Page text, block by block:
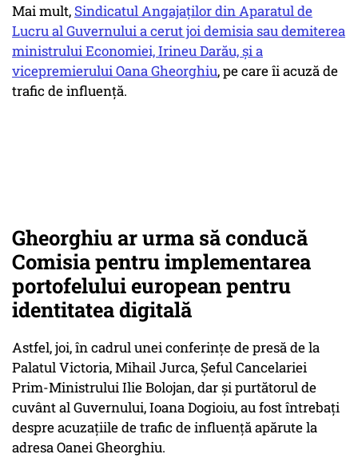
Mai mult, Sindicatul Angajaților din Aparatul de
Lucru al Guvernului a cerut joi demisia sau demiterea
ministrului Economiei, Irineu Darău, şi a
vicepremierului Oana Gheorghiu, pe care îi acuză de
trafic de influenţă.
Gheorghiu ar urma să conducă
Comisia pentru implementarea
portofelului european pentru
identitatea digitală
Astfel, joi, în cadrul unei conferințe de presă de la
Palatul Victoria, Mihail Jurca, Șeful Cancelariei
Prim-Ministrului Ilie Bolojan, dar și purtătorul de
cuvânt al Guvernului, Ioana Dogioiu, au fost întrebați
despre acuzațiile de trafic de influență apărute la
adresa Oanei Gheorghiu.